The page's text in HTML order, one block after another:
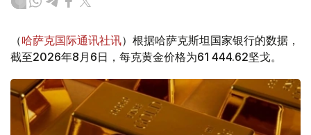
（哈萨克国际通讯社讯）根据哈萨克斯坦国家银行的数据，
截至2026年8月6日，每克黄金价格为61 444.62坚戈。